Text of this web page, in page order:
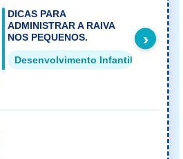
DICAS PARA
ADMINISTRAR A RAIVA
NOS PEQUENOS.
Desenvolvimento Infantil
›